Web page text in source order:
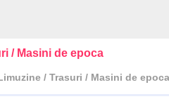
/ Masini de epoca
/ Trasuri / Masini de